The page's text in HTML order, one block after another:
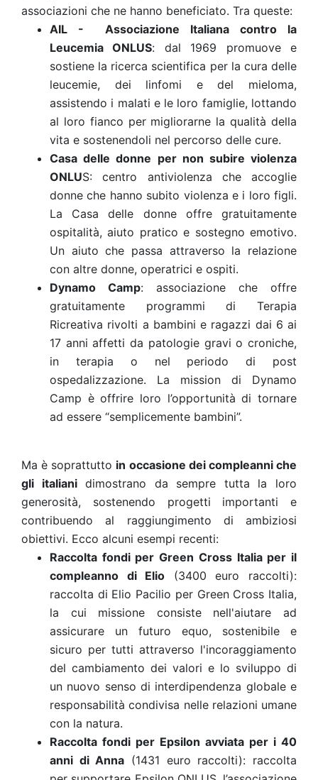
associazioni che ne hanno beneficiato. Tra queste:
AIL - Associazione Italiana contro la
Leucemia ONLUS: dal 1969 promuove e
sostiene la ricerca scientifica per la cura delle
leucemie, dei linfomi e del mieloma,
assistendo i malati e le loro famiglie, lottando
al loro fianco per migliorarne la qualità della
vita e sostenendoli nel percorso delle cure.
Casa delle donne per non subire violenza
ONLUS:centro antiviolenza che accoglie
donne che hanno subito violenza e i loro figli.
La Casa delle donne offre gratuitamente
ospitalità, aiuto pratico e sostegno emotivo.
Un aiuto che passa attraverso la relazione
con altre donne, operatrici e ospiti.
Dynamo Camp: associazione che offre
gratuitamente programmi di Terapia
Ricreativa rivolti a bambini e ragazzi dai 6 ai
17 anni affetti da patologie gravi o croniche,
in terapia o nel periodo di post
ospedalizzazione. La mission di Dynamo
Camp è offrire loro l’opportunità di tornare
ad essere “semplicemente bambini”.
Ma è soprattutto in occasione dei compleanniche
gli italianidimostrano da sempre tutta la loro
generosità, sostenendo progetti importanti e
contribuendo al raggiungimento di ambiziosi
obiettivi. Ecco alcuni esempi recenti:
Raccolta fondi per Green Cross Italia per il
compleanno di Elio
(3400 euro raccolti):
raccolta di Elio Pacilio per Green Cross Italia,
la cui missione consiste nell'aiutare ad
assicurare un futuro equo, sostenibile e
sicuro per tutti attraverso l'incoraggiamento
del cambiamento dei valori e lo sviluppo di
un nuovo senso di interdipendenza globale e
responsabilità condivisa nelle relazioni umane
con la natura.
Raccolta fondi per Epsilon avviata per i 40
anni di Anna (1431 euro raccolti): raccolta